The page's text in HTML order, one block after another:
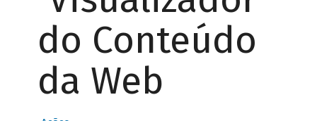
do Conteúdo
da Web